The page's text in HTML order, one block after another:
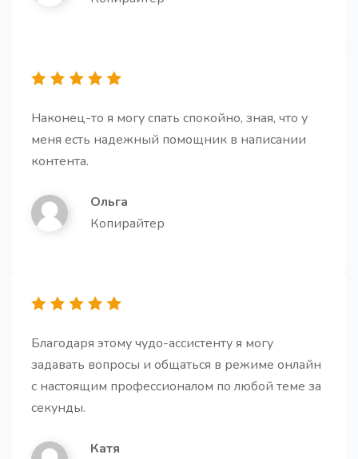
Наконец-то я могу спать спокойно, зная, что у
меня есть надежный помощник в написании
контента.
Ольга
Копирайтер
Благодаря этому чудо-ассистенту я могу
задавать вопросы и общаться в режиме онлайн
с настоящим профессионалом по любой теме за
секунды.
Катя